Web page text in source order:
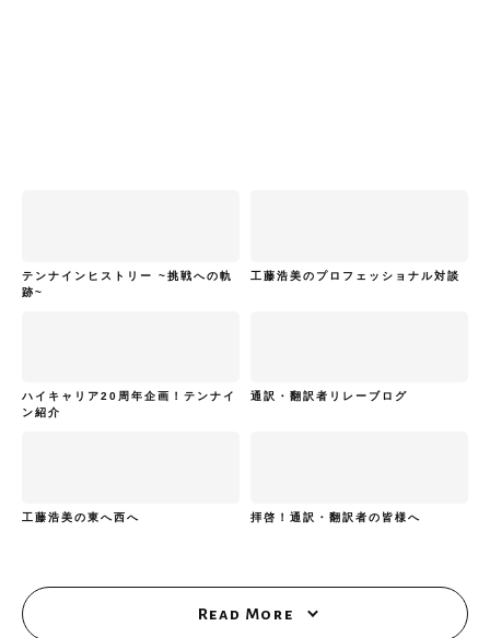
テンナインヒストリー ~挑戦への軌
跡~
工藤浩美のプロフェッショナル対談
ハイキャリア20周年企画！テンナイ
ン紹介
通訳・翻訳者リレーブログ
工藤浩美の東へ西へ 拝啓！通訳・翻訳者の皆様へ
Read More